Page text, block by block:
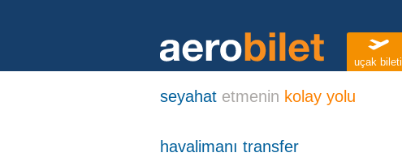
uçak bileti
seyahat etmenin kolay yolu
havalimanı transfer